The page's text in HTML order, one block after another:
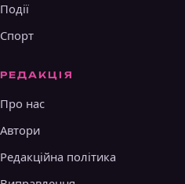
Події
Спорт
РЕДАКЦІЯ
Про нас
Автори
Редакційна політика